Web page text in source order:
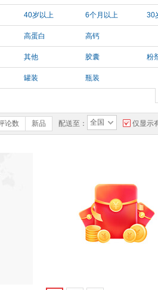
40岁以上 6个月以上 30
4-12岁 6-12个月
高蛋白 高钙
其他 胶囊 粉
罐装 瓶装
论数 新品 配送至： 全国 仅显示